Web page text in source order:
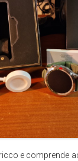
e comprende